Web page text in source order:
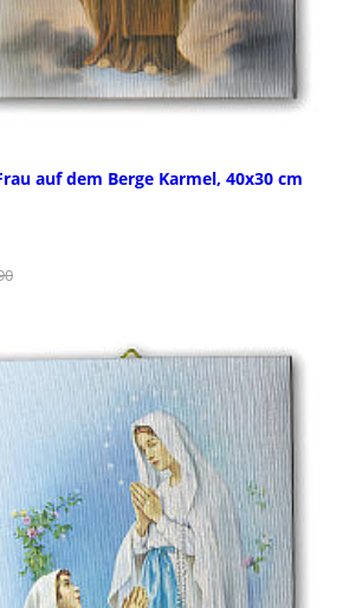
auf dem Berge Karmel, 40x30 cm